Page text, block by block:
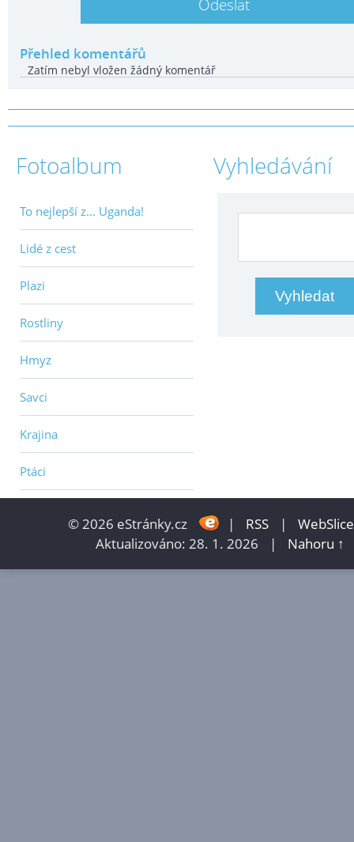
Přehled komentářů
Zatím nebyl vložen žádný komentář
Fotoalbum
To nejlepší z... Uganda!
Lidé z cest
Plazi
Rostliny
Hmyz
Savci
Krajina
Ptáci
Vyhledávání
© 2026 eStránky.cz | RSS |
WebSlice
Aktualizováno: 28. 1. 2026
| Nahoru ↑